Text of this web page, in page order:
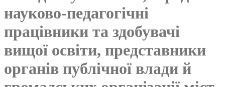
науково-педагогічні
працівники та здобувачі
вищої освіти, представники
органів публічної влади й